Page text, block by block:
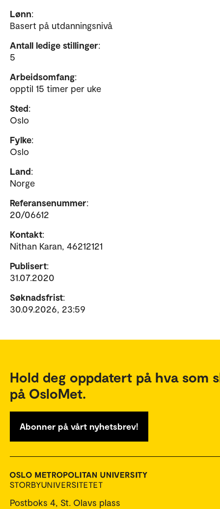
Lønn:
Basert på utdanningsnivå
Antall ledige stillinger:
5
Arbeidsomfang:
opptil 15 timer per uke
Sted:
Oslo
Fylke:
Oslo
Land:
Norge
Referansenummer:
20/06612
Kontakt:
Nithan Karan, 46212121
Publisert:
31.07.2020
Søknadsfrist:
30.09.2026, 23:59
Hold deg oppdatert på hva som
på OsloMet.
Abonner på vårt nyhetsbrev!
Postboks 4, St. Olavs plass